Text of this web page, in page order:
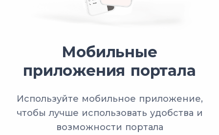
Мобильные
приложения портала
Используйте мобильное приложение,
чтобы лучше использовать удобства и
возможности портала